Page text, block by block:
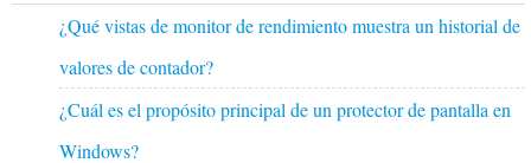
¿Qué vistas de monitor de rendimiento muestra un historial de
valores de contador?
¿Cuál es el propósito principal de un protector de pantalla en
Windows?